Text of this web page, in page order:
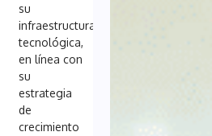
su
infraestructura
tecnológica,
en línea con
su
estrategia
de
crecimiento